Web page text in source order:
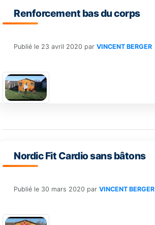
Renforcement bas du corps
Publié le 23 avril 2020 par VINCENT BERGER
Nordic Fit Cardio sans bâtons
Publié le 30 mars 2020 par VINCENT BERGER